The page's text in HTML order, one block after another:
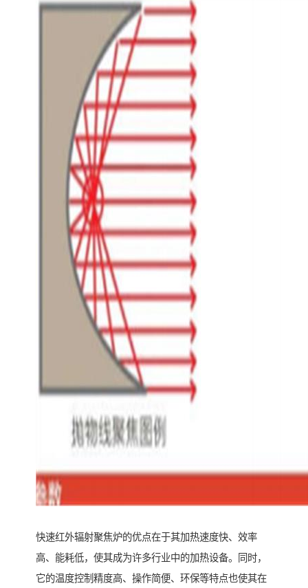
快速红外辐射聚焦炉的优点在于其加热速度快、效率
高、能耗低，使其成为许多行业中的加热设备。同时，
它的温度控制精度高、操作简便、环保等特点也使其在